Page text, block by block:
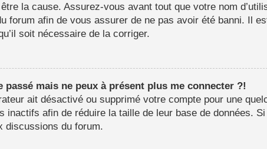
la cause. Assurez-vous avant tout que votre nom
forum afin de vous assurer de ne pas avoir été banni. Il
soit nécessaire de la corriger.
passé mais ne peux à présent plus me connecter ?!
ait désactivé ou supprimé votre compte pour une
inactifs afin de réduire la taille de leur base de données.
discussions du forum.